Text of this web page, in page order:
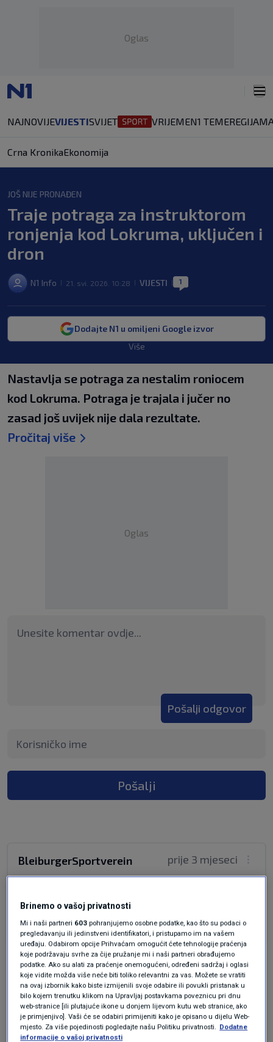
Oglas
NAJNOVIJEVIJESTISVIJET VRIJEMEN1 TEMEREGIJA
Crna KronikaEkonomija
JOŠ NIJE PRONAĐEN
Traje potraga za instruktorom
ronjenja kod Lokruma, uključen i
dron
N1 Info 21. svi. 2026. 10:28 VIJESTI 1
Dodajte N1 u omiljeni Google izvor
Više
Nastavlja se potraga za nestalim roniocem
kod Lokruma. Potraga je trajala i jučer no
zasad još uvijek nije dala rezultate.
Pročitaj više
Oglas
Pošalji odgovor
Pošalji
prije 3 mjeseci
BleiburgerSportverein
Odgovor
Oglas
Brinemo o vašoj privatnosti
Mi i naši partneri 603 pohranjujemo osobne podatke, kao što su podaci o
pregledavanju ili jedinstveni identifikatori, i pristupamo im na vašem
uređaju. Odabirom opcije Prihvaćam omogućit ćete tehnologije praćenja
koje podržavaju svrhe za čije pružanje mi i naši partneri obrađujemo
podatke. Ako su alati za praćenje onemogućeni, određeni sadržaj i oglasi
koje vidite možda više neće biti toliko relevantni za vas. Možete se vratiti
na ovaj izbornik kako biste izmijenili svoje odabire ili povukli pristanak u
bilo kojem trenutku klikom na Upravljaj postavkama poveznicu pri dnu
web-stranice [ili plutajuće ikone u donjem lijevom kutu web stranice, ako
je primjenjivo]. Vaši će se odabiri primijeniti kako je opisano u dijelu Web-
mjesto. Za više pojedinosti pogledajte našu Politiku privatnosti. Dodatne
informacije o vašoj privatnosti